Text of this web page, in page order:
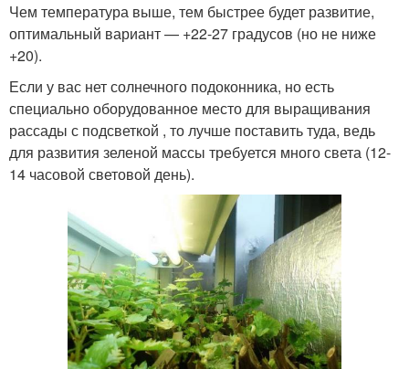
Чем температура выше, тем быстрее будет развитие,
оптимальный вариант — +22-27 градусов (но не ниже
+20).
Если у вас нет солнечного подоконника, но есть
специально оборудованное место для выращивания
рассады с подсветкой , то лучше поставить туда, ведь
для развития зеленой массы требуется много света (12-
14 часовой световой день).